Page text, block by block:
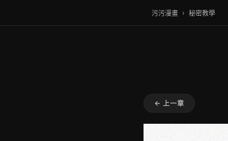
污污漫畫 › 秘密教學
← 上一章